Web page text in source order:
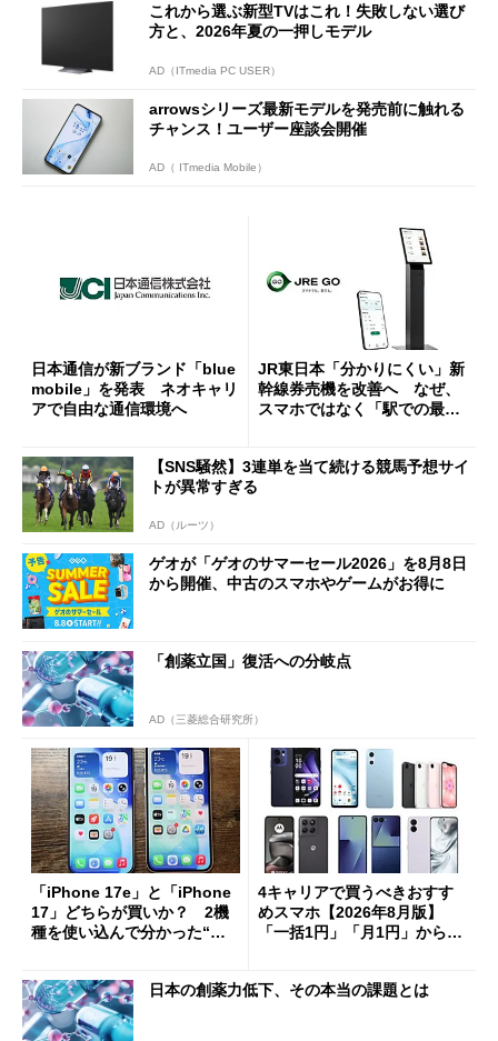
これから選ぶ新型TVはこれ！失敗しない選び
方と、2026年夏の一押しモデル
AD（ITmedia PC USER）
arrowsシリーズ最新モデルを発売前に触れる
チャンス！ユーザー座談会開催
AD（ ITmedia Mobile）
日本通信が新ブランド「blue
mobile」を発表 ネオキャリ
アで自由な通信環境へ
JR東日本「分かりにくい」新
幹線券売機を改善へ なぜ、
スマホではなく「駅での最短
【SNS騒然】3連単を当て続ける競馬予想サイ
トが異常すぎる
AD（ルーツ）
ゲオが「ゲオのサマーセール2026」を8月8日
から開催、中古のスマホやゲームがお得に
「創薬立国」復活への分岐点
AD（三菱総合研究所）
「iPhone 17e」と「iPhone
17」どちらが買いか？ 2機
種を使い込んで分かった“ス
4キャリアで買うべきおすす
めスマホ【2026年8月版】
「一括1円」「月1円」からお
日本の創薬力低下、その本当の課題とは